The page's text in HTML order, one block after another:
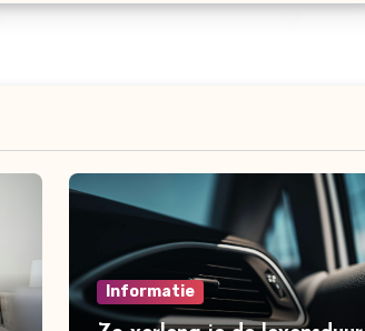
Informatie